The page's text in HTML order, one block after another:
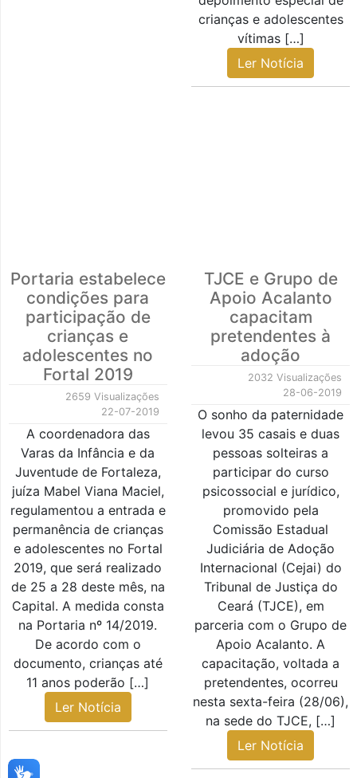
crianças e adolescentes
vítimas […]
Ler Notícia
Portaria estabelece
condições para
participação de
crianças e
adolescentes no
Fortal 2019
2659 Visualizações
22-07-2019
A coordenadora das
Varas da Infância e da
Juventude de Fortaleza,
juíza Mabel Viana Maciel,
regulamentou a entrada e
permanência de crianças
e adolescentes no Fortal
2019, que será realizado
de 25 a 28 deste mês, na
Capital. A medida consta
na Portaria nº 14/2019.
De acordo com o
documento, crianças até
11 anos poderão […]
Ler Notícia
TJCE e Grupo de
Apoio Acalanto
capacitam
pretendentes à
adoção
2032 Visualizações
28-06-2019
O sonho da paternidade
levou 35 casais e duas
pessoas solteiras a
participar do curso
psicossocial e jurídico,
promovido pela
Comissão Estadual
Judiciária de Adoção
Internacional (Cejai) do
Tribunal de Justiça do
Ceará (TJCE), em
parceria com o Grupo de
Apoio Acalanto. A
capacitação, voltada a
pretendentes, ocorreu
nesta sexta-feira (28/06),
na sede do TJCE, […]
Ler Notícia